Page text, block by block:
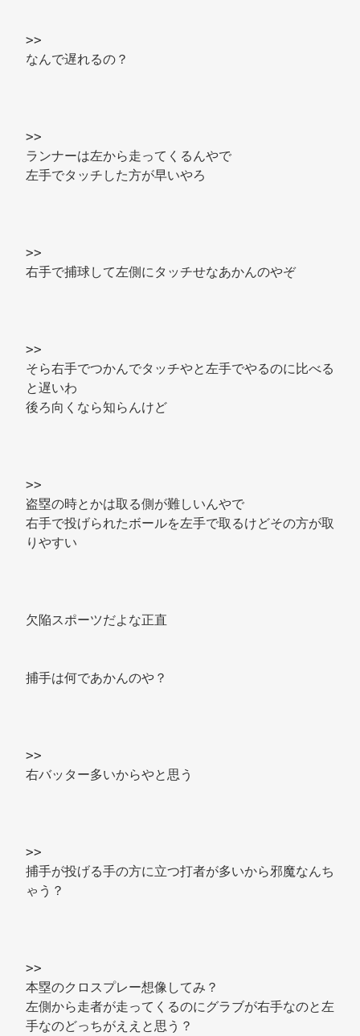
>>
なんで遅れるの？
>>
ランナーは左から走ってくるんやで
左手でタッチした方が早いやろ
>>
右手で捕球して左側にタッチせなあかんのやぞ
>>
そら右手でつかんでタッチやと左手でやるのに比べる
と遅いわ
後ろ向くなら知らんけど
>>
盗塁の時とかは取る側が難しいんやで
右手で投げられたボールを左手で取るけどその方が取
りやすい
欠陥スポーツだよな正直
捕手は何であかんのや？
>>
右バッター多いからやと思う
>>
捕手が投げる手の方に立つ打者が多いから邪魔なんち
ゃう？
>>
本塁のクロスプレー想像してみ？
左側から走者が走ってくるのにグラブが右手なのと左
手なのどっちがええと思う？